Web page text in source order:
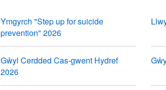
Ymgyrch "Step up for suicide
prevention" 2026
Gŵyl Cerdded Cas-gwent Hydref
2026